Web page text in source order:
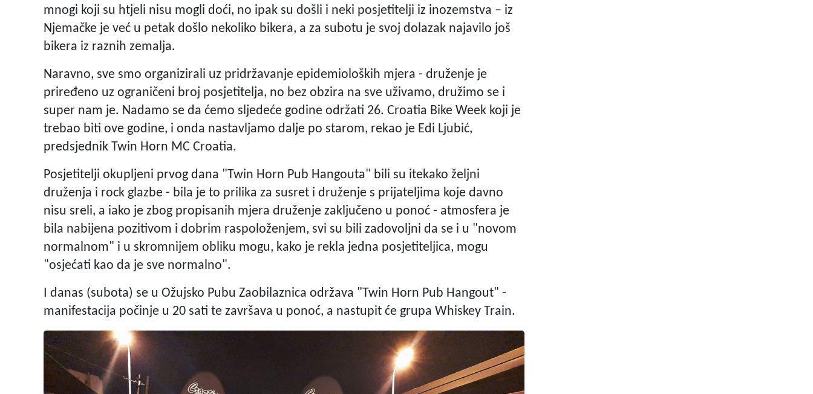
mnogi koji su htjeli nisu mogli doći, no ipak su došli i neki posjetitelji iz inozemstva – iz
Njemačke je već u petak došlo nekoliko bikera, a za subotu je svoj dolazak najavilo još
bikera iz raznih zemalja.
Naravno, sve smo organizirali uz pridržavanje epidemioloških mjera - druženje je
priređeno uz ograničeni broj posjetitelja, no bez obzira na sve uživamo, družimo se i
super nam je. Nadamo se da ćemo sljedeće godine održati 26. Croatia Bike Week koji je
trebao biti ove godine, i onda nastavljamo dalje po starom, rekao je Edi Ljubić,
predsjednik Twin Horn MC Croatia.
Posjetitelji okupljeni prvog dana "Twin Horn Pub Hangouta" bili su itekako željni
druženja i rock glazbe - bila je to prilika za susret i druženje s prijateljima koje davno
nisu sreli, a iako je zbog propisanih mjera druženje zaključeno u ponoć - atmosfera je
bila nabijena pozitivom i dobrim raspoloženjem, svi su bili zadovoljni da se i u "novom
normalnom" i u skromnijem obliku mogu, kako je rekla jedna posjetiteljica, mogu
"osjećati kao da je sve normalno".
I danas (subota) se u Ožujsko Pubu Zaobilaznica održava "Twin Horn Pub Hangout" -
manifestacija počinje u 20 sati te završava u ponoć, a nastupit će grupa Whiskey Train.